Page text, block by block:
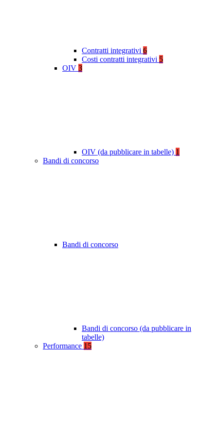
Contratti integrativi 6
Costi contratti integrativi 5
OIV 3
OIV (da pubblicare in tabelle) 1
Bandi di concorso
Bandi di concorso
Bandi di concorso (da pubblicare in
tabelle)
Performance 15